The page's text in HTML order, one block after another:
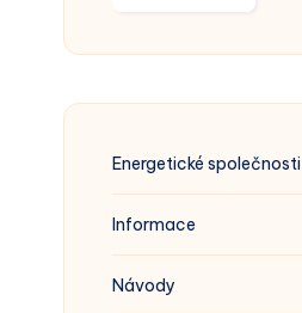
dva
Energetické společnosti
Informace
Návody